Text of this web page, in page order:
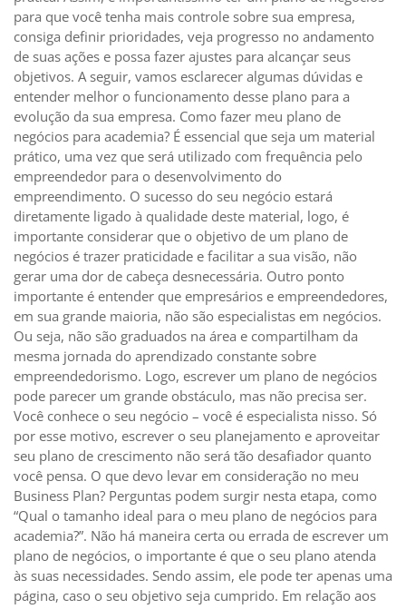
para que você tenha mais controle sobre sua empresa,
consiga definir prioridades, veja progresso no andamento
de suas ações e possa fazer ajustes para alcançar seus
objetivos. A seguir, vamos esclarecer algumas dúvidas e
entender melhor o funcionamento desse plano para a
evolução da sua empresa. Como fazer meu plano de
negócios para academia? É essencial que seja um material
prático, uma vez que será utilizado com frequência pelo
empreendedor para o desenvolvimento do
empreendimento. O sucesso do seu negócio estará
diretamente ligado à qualidade deste material, logo, é
importante considerar que o objetivo de um plano de
negócios é trazer praticidade e facilitar a sua visão, não
gerar uma dor de cabeça desnecessária. Outro ponto
importante é entender que empresários e empreendedores,
em sua grande maioria, não são especialistas em negócios.
Ou seja, não são graduados na área e compartilham da
mesma jornada do aprendizado constante sobre
empreendedorismo. Logo, escrever um plano de negócios
pode parecer um grande obstáculo, mas não precisa ser.
Você conhece o seu negócio – você é especialista nisso. Só
por esse motivo, escrever o seu planejamento e aproveitar
seu plano de crescimento não será tão desafiador quanto
você pensa. O que devo levar em consideração no meu
Business Plan? Perguntas podem surgir nesta etapa, como
“Qual o tamanho ideal para o meu plano de negócios para
academia?”. Não há maneira certa ou errada de escrever um
plano de negócios, o importante é que o seu plano atenda
às suas necessidades. Sendo assim, ele pode ter apenas uma
página, caso o seu objetivo seja cumprido. Em relação aos